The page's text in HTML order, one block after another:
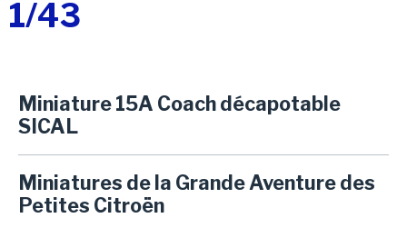
1/43
Miniature 15A Coach décapotable
SICAL
Miniatures de la Grande Aventure des
Petites Citroën